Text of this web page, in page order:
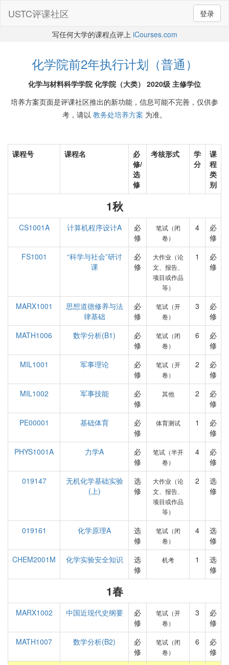
登录
USTC评课社区
写任何大学的课程点评上 iCourses.com
化学院前2年执行计划（普通）
化学与材料科学学院 化学院（大类） 2020级 主修学位
培养方案页面是评课社区推出的新功能，信息可能不完善，仅供参
考，请以 教务处培养方案 为准。
课程号 课程名
必
修/
选
修
考核形式
学
分
课
程
类
别
1秋
CS1001A 计算机程序设计A
必
修
笔试（闭
卷）
4
必
修
FS1001
“科学与社会”研讨
课
必
修
大作业（论
文、报告、
项目或作品
等）
1
必
修
MARX1001
思想道德修养与法
律基础
必
修
笔试（开
卷）
3
必
修
MATH1006
数学分析(B1)
必
修
笔试（闭
卷）
6
必
修
MIL1001
军事理论
必
修
笔试（开
卷）
2
必
修
MIL1002
军事技能
必
修
其他 2
必
修
PE00001
基础体育
必
修
体育测试 1
必
修
PHYS1001A
力学A
必
修
笔试（半开
卷）
4
必
修
019147
无机化学基础实验
(上)
选
修
大作业（论
文、报告、
项目或作品
等）
2
选
修
019161 化学原理A
选
修
笔试（闭
卷）
4
选
修
CHEM2001M
化学实验安全知识
选
修
机考 1
选
修
1春
MARX1002 中国近现代史纲要
必
修
笔试（开
卷）
3
必
修
MATH1007
数学分析(B2)
必
修
笔试（闭
卷）
6
必
修